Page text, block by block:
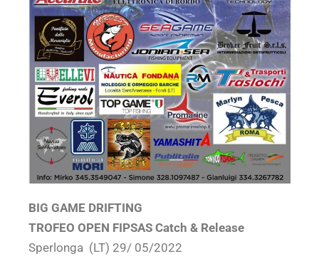
BIG GAME DRIFTING
TROFEO OPEN FIPSAS Catch & Release
Sperlonga (LT) 29/ 05/2022